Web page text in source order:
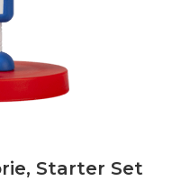
Starter Set